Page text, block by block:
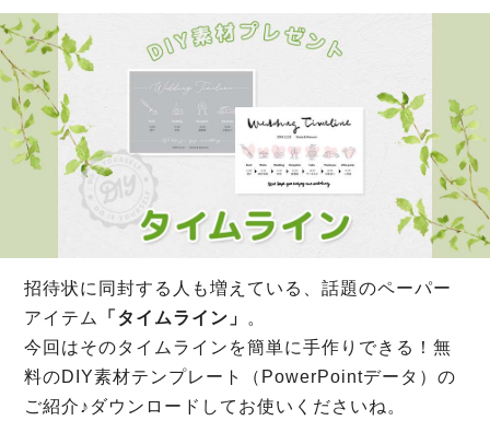
招待状に同封する人も増えている、話題のペーパー
アイテム
「タイムライン」 。
今回はそのタイムラインを簡単に手作りできる！無
料のDIY素材テンプレート（PowerPointデータ）の
ご紹介♪ダウンロードしてお使いくださいね。